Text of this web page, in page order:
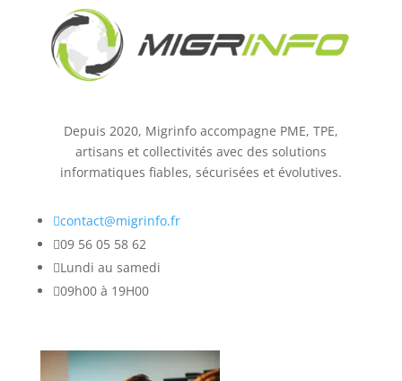
Depuis 2020, Migrinfo accompagne PME, TPE,
artisans et collectivités avec des solutions
informatiques fiables, sécurisées et évolutives.
contact@migrinfo.fr
09 56 05 58 62
Lundi au samedi
09h00 à 19H00